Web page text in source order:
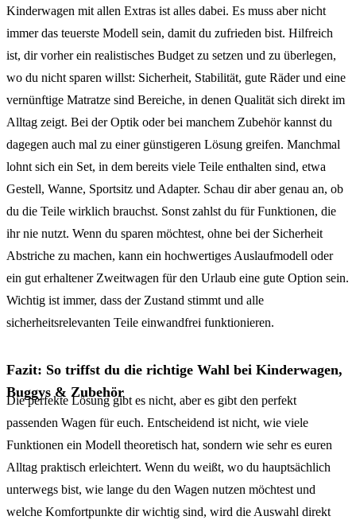
Kinderwagen mit allen Extras ist alles dabei. Es muss aber nicht
immer das teuerste Modell sein, damit du zufrieden bist. Hilfreich
ist, dir vorher ein realistisches Budget zu setzen und zu überlegen,
wo du nicht sparen willst: Sicherheit, Stabilität, gute Räder und eine
vernünftige Matratze sind Bereiche, in denen Qualität sich direkt im
Alltag zeigt. Bei der Optik oder bei manchem Zubehör kannst du
dagegen auch mal zu einer günstigeren Lösung greifen. Manchmal
lohnt sich ein Set, in dem bereits viele Teile enthalten sind, etwa
Gestell, Wanne, Sportsitz und Adapter. Schau dir aber genau an, ob
du die Teile wirklich brauchst. Sonst zahlst du für Funktionen, die
ihr nie nutzt. Wenn du sparen möchtest, ohne bei der Sicherheit
Abstriche zu machen, kann ein hochwertiges Auslaufmodell oder
ein gut erhaltener Zweitwagen für den Urlaub eine gute Option sein.
Wichtig ist immer, dass der Zustand stimmt und alle
sicherheitsrelevanten Teile einwandfrei funktionieren.
Fazit: So triffst du die richtige Wahl bei Kinderwagen,
Buggys & Zubehör
Die perfekte Lösung gibt es nicht, aber es gibt den perfekt
passenden Wagen für euch. Entscheidend ist nicht, wie viele
Funktionen ein Modell theoretisch hat, sondern wie sehr es euren
Alltag praktisch erleichtert. Wenn du weißt, wo du hauptsächlich
unterwegs bist, wie lange du den Wagen nutzen möchtest und
welche Komfortpunkte dir wichtig sind, wird die Auswahl direkt